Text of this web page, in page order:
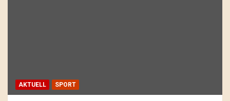
AKTUELL SPORT